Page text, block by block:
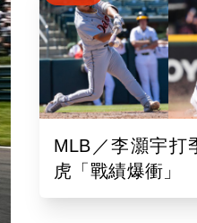
MLB／李灝宇打
虎「戰績爆衝」
場、客場6系列賽